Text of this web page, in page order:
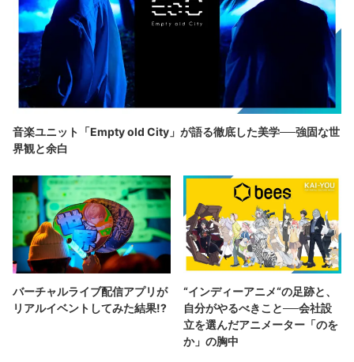
音楽ユニット「Empty old City」が語る徹底した美学──強固な世
界観と余白
バーチャルライブ配信アプリが
リアルイベントしてみた結果!?
“インディーアニメ“の足跡と、
自分がやるべきこと──会社設
立を選んだアニメーター「のを
か」の胸中